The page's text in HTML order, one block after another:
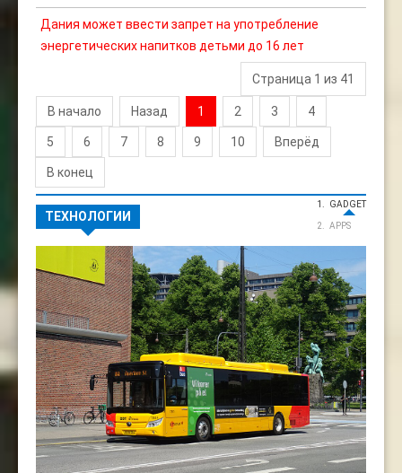
Дания может ввести запрет на употребление
энергетических напитков детьми до 16 лет
Страница 1 из 41
В начало Назад 1 2 3 4
5 6 7 8 9 10 Вперёд
В конец
ТЕХНОЛОГИИ
GADGET
APPS